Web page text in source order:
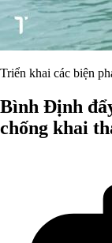
Triển khai các biện
Bình Định
chống khai